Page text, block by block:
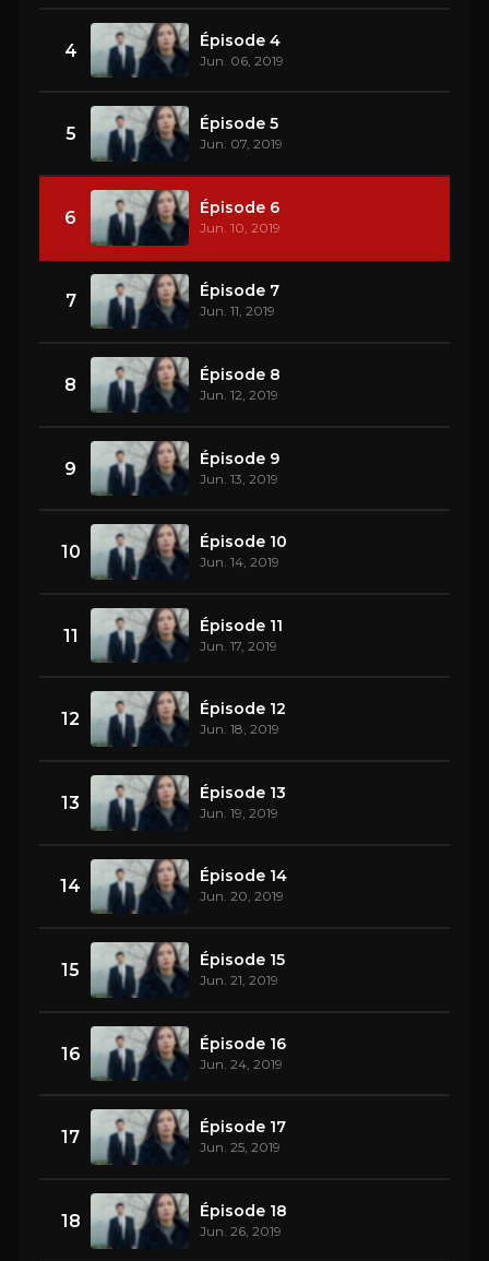
4 Épisode 4
Jun. 06, 2019
5 Épisode 5
Jun. 07, 2019
6 Épisode 6
Jun. 10, 2019
7 Épisode 7
Jun. 11, 2019
8 Épisode 8
Jun. 12, 2019
9 Épisode 9
Jun. 13, 2019
10 Épisode 10
Jun. 14, 2019
11 Épisode 11
Jun. 17, 2019
12 Épisode 12
Jun. 18, 2019
13 Épisode 13
Jun. 19, 2019
14 Épisode 14
Jun. 20, 2019
15 Épisode 15
Jun. 21, 2019
16 Épisode 16
Jun. 24, 2019
17 Épisode 17
Jun. 25, 2019
18 Épisode 18
Jun. 26, 2019